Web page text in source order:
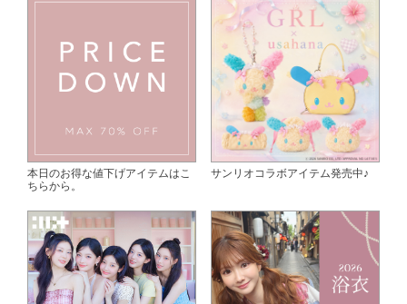
本日のお得な値下げアイテムはこ
ちらから。
サンリオコラボアイテム発売中♪